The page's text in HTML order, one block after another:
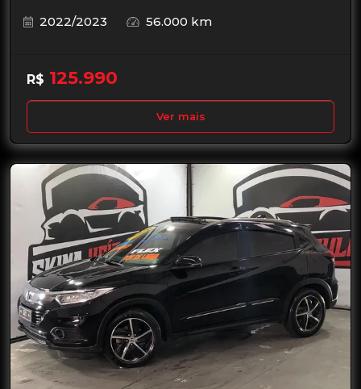
2022/2023
56.000 km
R$ 125.990
Ver mais